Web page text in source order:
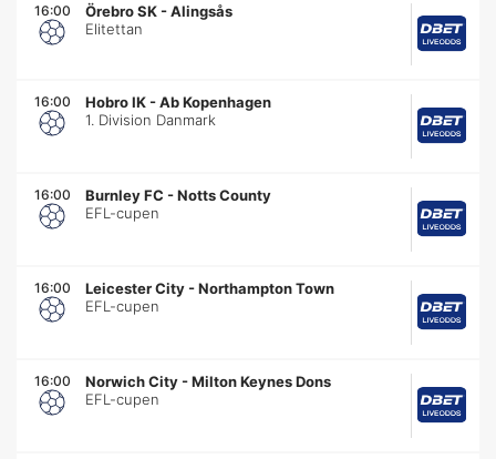
16:00 Örebro SK -Alingsås
Elitettan
16:00 Hobro IK -Ab Kopenhagen
1. Division Danmark
16:00 Burnley FC -Notts County
EFL-cupen
16:00 Leicester City -Northampton Town
EFL-cupen
16:00 Norwich City -Milton Keynes Dons
EFL-cupen